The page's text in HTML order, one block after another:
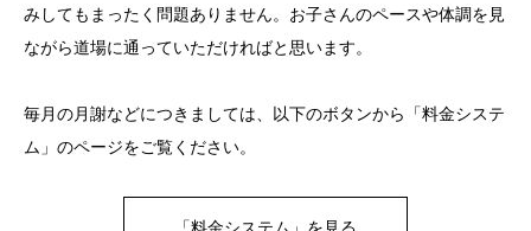
みしてもまったく問題ありません。お子さんのペースや体調を見
ながら道場に通っていただければと思います。
毎月の月謝などにつきましては、以下のボタンから「料金システ
ム」のページをご覧ください。